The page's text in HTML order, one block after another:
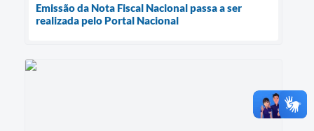
Emissão da Nota Fiscal Nacional passa a ser
realizada pelo Portal Nacional